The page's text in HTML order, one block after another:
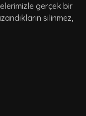
gerçek bir
silinmez,